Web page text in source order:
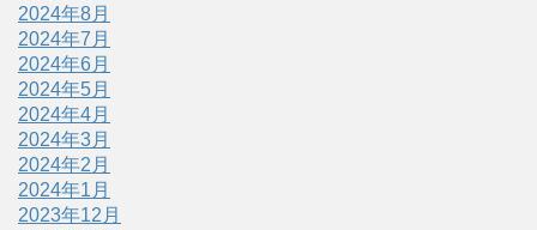
2024年8月
2024年7月
2024年6月
2024年5月
2024年4月
2024年3月
2024年2月
2024年1月
2023年12月